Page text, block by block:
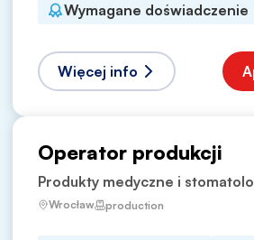
Wymagane doświadczenie
Więcej info
Operator produkcji
Produkty medyczne i
Wrocław production